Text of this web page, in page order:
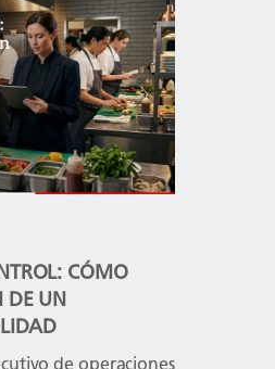
CÓMO
DE UN
de operaciones